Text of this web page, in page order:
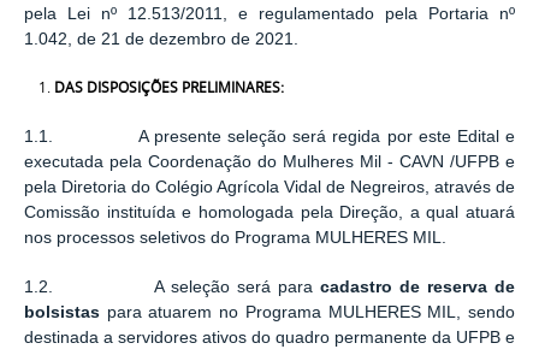
pela Lei nº 12.513/2011, e regulamentado pela Portaria nº
1.042, de 21 de dezembro de 2021.
DAS DISPOSIÇÕES PRELIMINARES:
1.1. A presente seleção será regida por este Edital e
executada pela Coordenação do Mulheres Mil - CAVN /UFPB e
pela Diretoria do Colégio Agrícola Vidal de Negreiros, através de
Comissão instituída e homologada pela Direção, a qual atuará
nos processos seletivos do Programa MULHERES MIL.
1.2. A seleção será para cadastro de reserva de
bolsistas para atuarem no Programa MULHERES MIL, sendo
destinada a servidores ativos do quadro permanente da UFPB e